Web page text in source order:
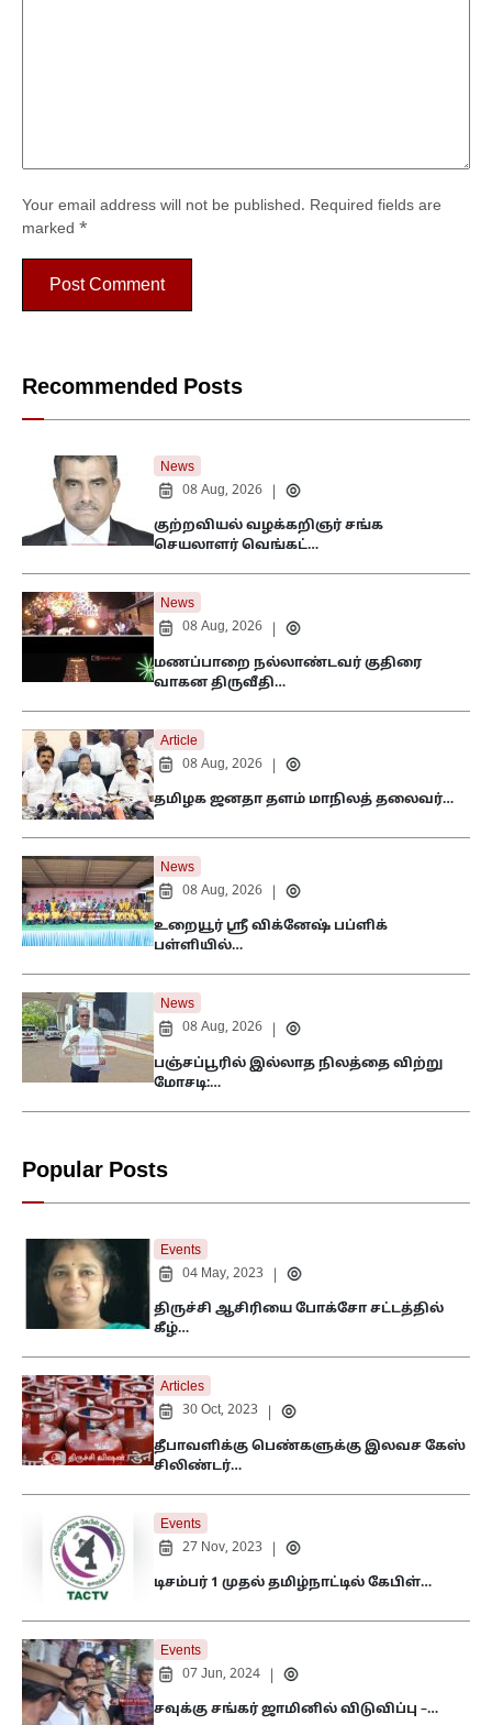
Your email address will not be published. Required fields are
marked *
Recommended Posts
News
08 Aug, 2026
குற்றவியல் வழக்கறிஞர் சங்க
செயலாளர் வெங்கட்…
News
08 Aug, 2026
மணப்பாறை நல்லாண்டவர் குதிரை
வாகன திருவீதி…
Article
08 Aug, 2026
தமிழக ஜனதா தளம் மாநிலத் தலைவர்…
News
08 Aug, 2026
உறையூர் ஸ்ரீ விக்னேஷ் பப்ளிக்
பள்ளியில்…
News
08 Aug, 2026
பஞ்சப்பூரில் இல்லாத நிலத்தை விற்று
மோசடி:…
Popular Posts
Events
04 May, 2023
திருச்சி ஆசிரியை போக்சோ சட்டத்தில்
கீழ்…
Articles
30 Oct, 2023
தீபாவளிக்கு பெண்களுக்கு இலவச கேஸ்
சிலிண்டர்…
Events
27 Nov, 2023
டிசம்பர் 1 முதல் தமிழ்நாட்டில் கேபிள்…
Events
07 Jun, 2024
சவுக்கு சங்கர் ஜாமினில் விடுவிப்பு –…